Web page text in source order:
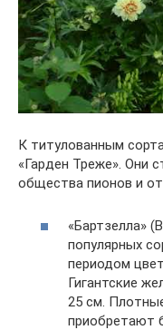
К титулованным
«Гарден Треже». Они
общества пионов и
«Бартзелла»
популярных
периодом
Гигантские
25 см.
приобретают